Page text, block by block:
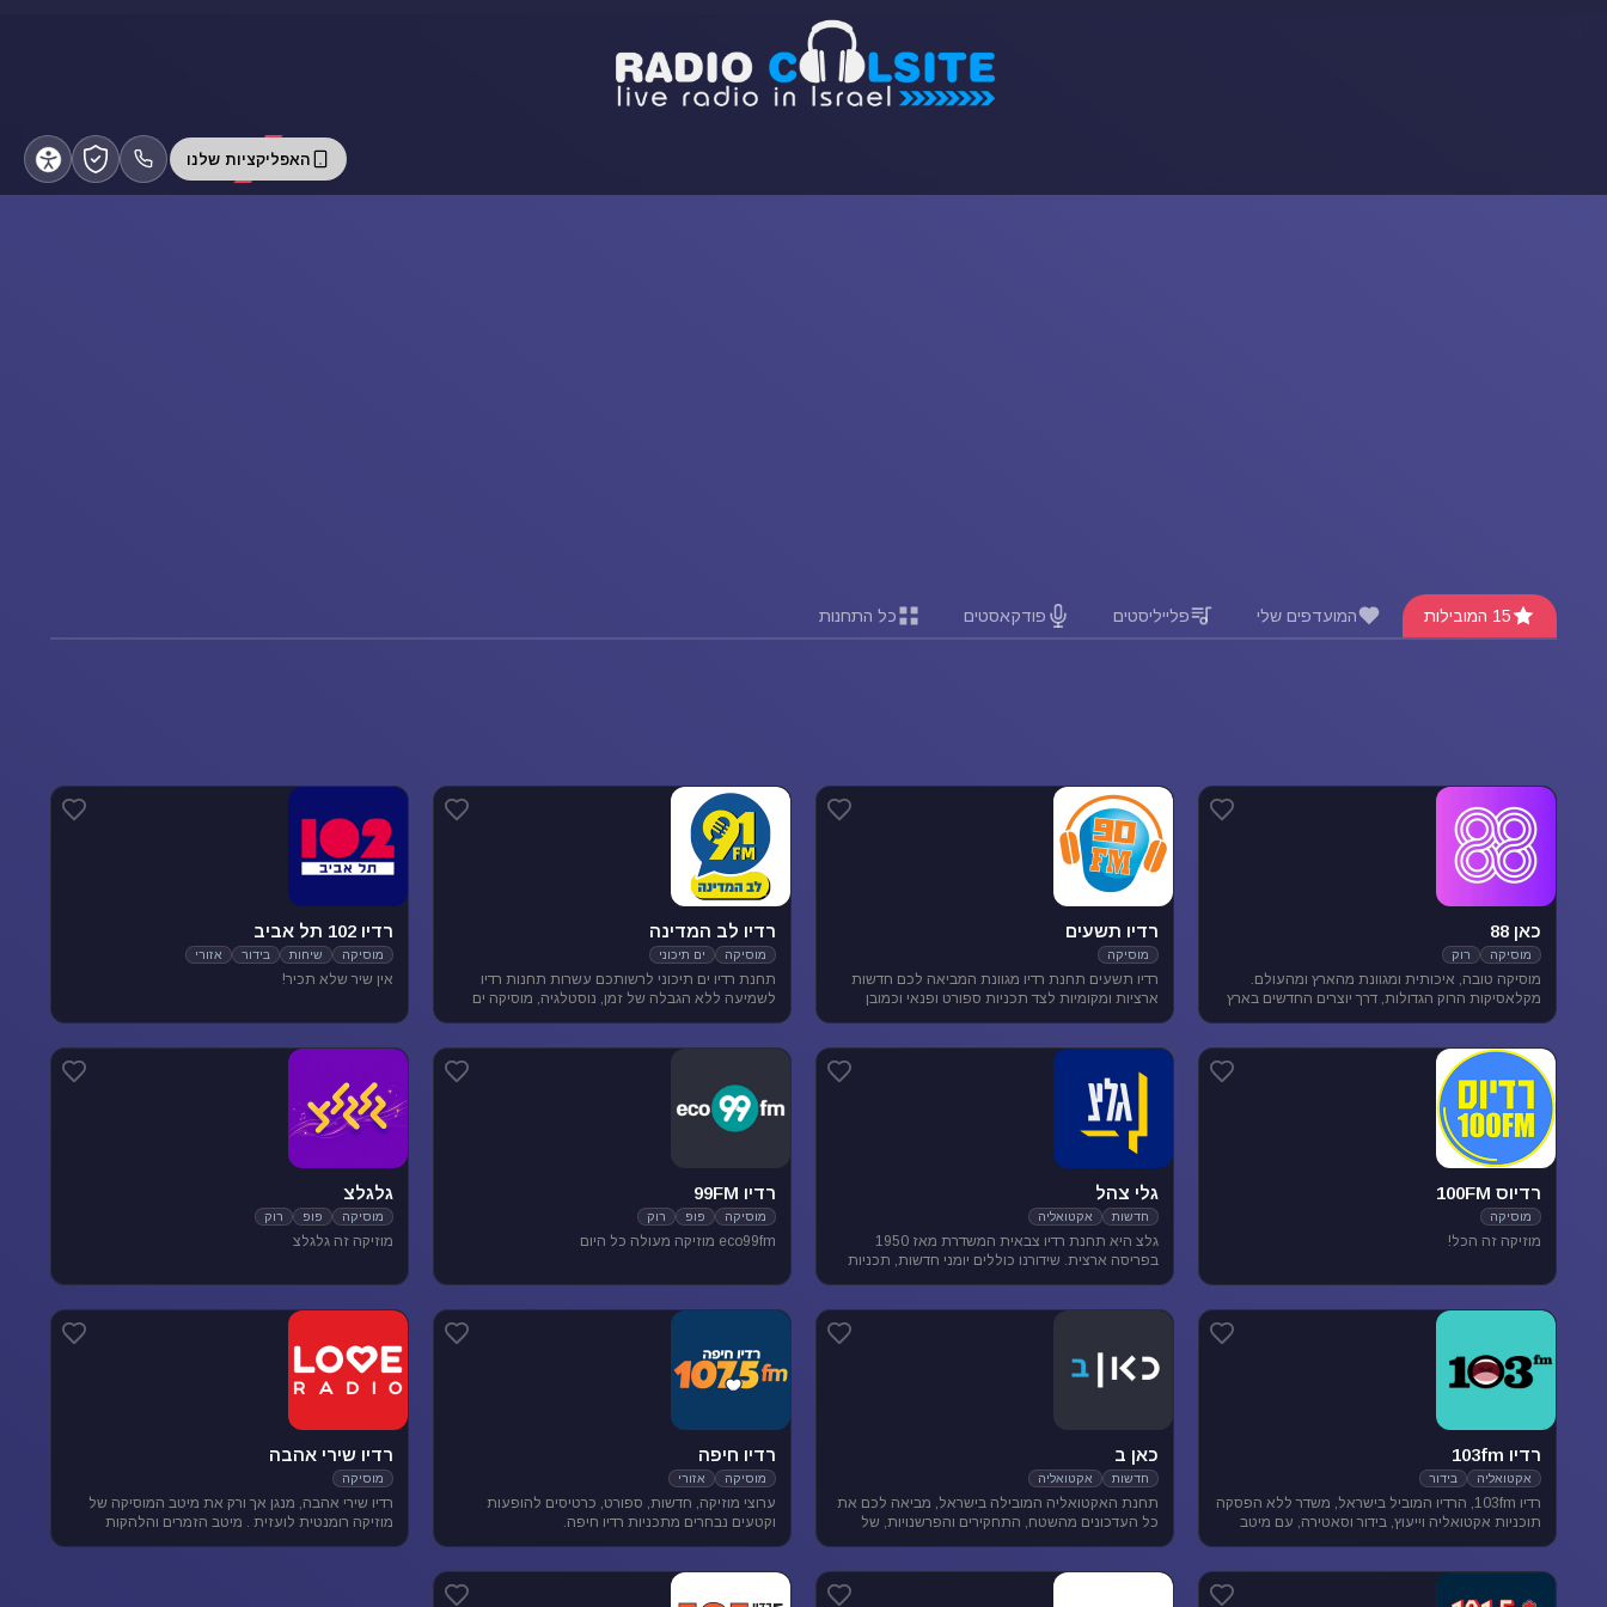
האפליקציות שלנו
15 המובילות המועדפים שלי פלייליסטים פודקאסטים כל התחנות
כאן 88
מוסיקה רוק
מוסיקה טובה, איכותית ומגוונת מהארץ ומהעולם.
מקלאסיקות הרוק הגדולות, דרך יוצרים החדשים בארץ
רדיו תשעים
מוסיקה
רדיו תשעים תחנת רדיו מגוונת המביאה לכם חדשות
ארציות ומקומיות לצד תכניות ספורט ופנאי וכמובן
רדיו לב המדינה
מוסיקה ים תיכוני
תחנת רדיו ים תיכוני לרשותכם עשרות תחנות רדיו
לשמיעה ללא הגבלה של זמן, נוסטלגיה, מוסיקה ים
רדיו 102 תל אביב
מוסיקה שיחות בידור אזורי
אין שיר שלא תכיר!
רדיוס 100FM
מוסיקה
מוזיקה זה הכל!
גלי צהל
חדשות אקטואליה
גלצ היא תחנת רדיו צבאית המשדרת מאז 1950
בפריסה ארצית. שידורנו כוללים יומני חדשות, תכניות
רדיו 99FM
מוסיקה פופ רוק
eco99fm מוזיקה מעולה כל היום
גלגלצ
מוסיקה פופ רוק
מוזיקה זה גלגלצ
רדיו 103fm
אקטואליה בידור
רדיו 103fm, הרדיו המוביל בישראל, משדר ללא הפסקה
תוכניות אקטואליה וייעוץ, בידור וסאטירה, עם מיטב
כאן ב
חדשות אקטואליה
תחנת האקטואליה המובילה בישראל, מביאה לכם את
כל העדכונים מהשטח, התחקירים והפרשנויות, של
רדיו חיפה
מוסיקה אזורי
ערוצי מוזיקה, חדשות, ספורט, כרטיסים להופעות
וקטעים נבחרים מתכניות רדיו חיפה.
רדיו שירי אהבה
מוסיקה
רדיו שירי אהבה, מנגן אך ורק את מיטב המוסיקה של
מוזיקה רומנטית לועזית . מיטב הזמרים והלהקות